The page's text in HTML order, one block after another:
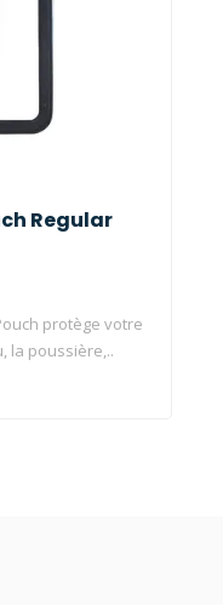
Regular
protège votre
la poussière,..